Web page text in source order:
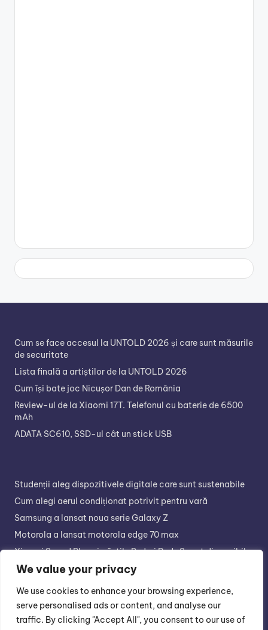
We value your privacy
We use cookies to enhance your browsing experience,
serve personalised ads or content, and analyse our
traffic. By clicking "Accept All", you consent to our use of
Cum se face accesul la UNTOLD 2026 și care sunt măsurile
de securitate
Lista finală a artiștilor de la UNTOLD 2026
Cum își bate joc Nicușor Dan de România
Review-ul de la Xiaomi 17T. Telefonul cu baterie de 6500
mAh
ADATA SC610, SSD-ul cât un stick USB
Studenții aleg dispozitivele digitale care sunt sustenabile
Cum alegi aerul condiționat potrivit pentru vară
Samsung a lansat noua serie Galaxy Z
Motorola a lansat motorola edge 70 max
Xiaomi Sound Play și căștile Redmi Buds 8 sunt disponibile
în retail